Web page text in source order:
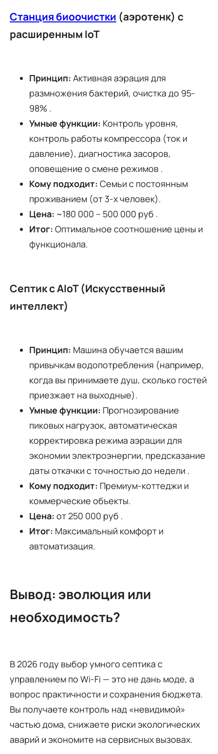
Станция биоочистки (аэротенк) с
расширенным IoT
Принцип: Активная аэрация для
размножения бактерий, очистка до 95-
98% .
Умные функции: Контроль уровня,
контроль работы компрессора (ток и
давление), диагностика засоров,
оповещение о смене режимов .
Кому подходит: Семьи с постоянным
проживанием (от 3-х человек).
Цена: ~180 000 – 500 000 руб .
Итог: Оптимальное соотношение цены и
функционала.
Септик с AIoT (Искусственный
интеллект)
Принцип: Машина обучается вашим
привычкам водопотребления (например,
когда вы принимаете душ, сколько гостей
приезжает на выходные).
Умные функции: Прогнозирование
пиковых нагрузок, автоматическая
корректировка режима аэрации для
экономии электроэнергии, предсказание
даты откачки с точностью до недели .
Кому подходит: Премиум-коттеджи и
коммерческие объекты.
Цена: от 250 000 руб .
Итог: Максимальный комфорт и
автоматизация.
Вывод: эволюция или
необходимость?
В 2026 году выбор умного септика с
управлением по Wi-Fi — это не дань моде, а
вопрос практичности и сохранения бюджета.
Вы получаете контроль над «невидимой»
частью дома, снижаете риски экологических
аварий и экономите на сервисных вызовах.